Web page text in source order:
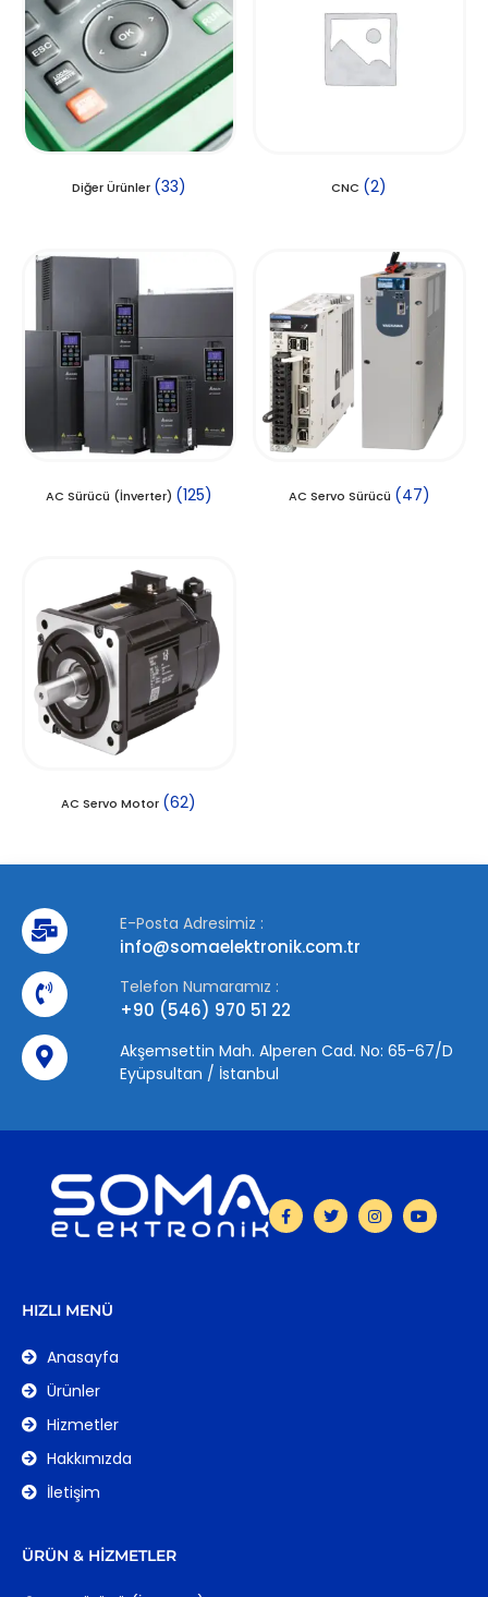
Diğer Ürünler (33) CNC (2)
AC Sürücü (İnverter) (125) AC Servo Sürücü (47)
AC Servo Motor (62)
E-Posta Adresimiz :
info@somaelektronik.com.tr
Telefon Numaramız :
+90 (546) 970 51 22
Akşemsettin Mah. Alperen Cad. No: 65-67/D
Eyüpsultan / İstanbul
HIZLI MENÜ
Anasayfa
Ürünler
Hizmetler
Hakkımızda
İletişim
ÜRÜN & HIZMETLER